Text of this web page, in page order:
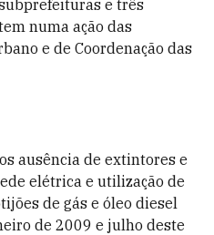
e três
numa ação das
e de Coordenação das
ausência de extintores e
elétrica e utilização de
de gás e óleo diesel
de 2009 e julho deste